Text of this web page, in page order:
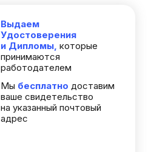
Мы бесплатно доставим
ваше свидетельство
на указанный почтовый
адрес
Выдаем
Удостоверения
и Дипломы, которые
принимаются
работодателем